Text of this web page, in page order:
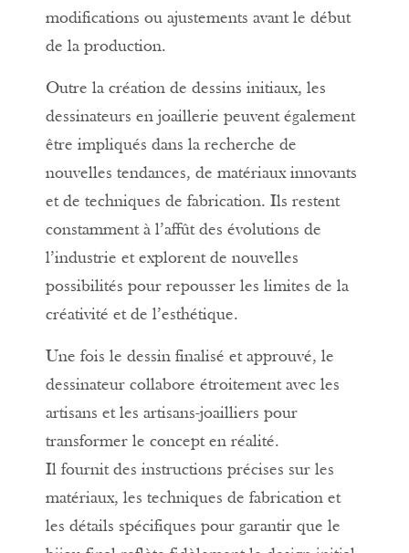
modifications ou ajustements avant le début
de la production.
Outre la création de dessins initiaux, les
dessinateurs en joaillerie peuvent également
être impliqués dans la recherche de
nouvelles tendances, de matériaux innovants
et de techniques de fabrication. Ils restent
constamment à l’affût des évolutions de
l’industrie et explorent de nouvelles
possibilités pour repousser les limites de la
créativité et de l’esthétique.
Une fois le dessin finalisé et approuvé, le
dessinateur collabore étroitement avec les
artisans et les artisans-joailliers pour
transformer le concept en réalité.
Il fournit des instructions précises sur les
matériaux, les techniques de fabrication et
les détails spécifiques pour garantir que le